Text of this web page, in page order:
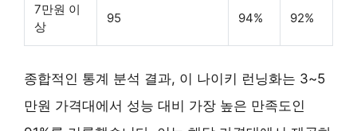
7만원 이
상
95 94% 92%
종합적인 통계 분석 결과, 이 나이키 런닝화는 3~5
만원 가격대에서 성능 대비 가장 높은 만족도인